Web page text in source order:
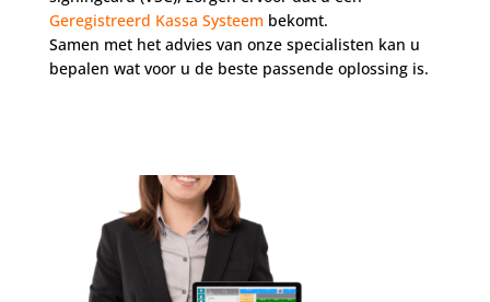
Geregistreerd Kassa Systeem bekomt.
Samen met het advies van onze specialisten kan u
bepalen wat voor u de beste passende oplossing is.